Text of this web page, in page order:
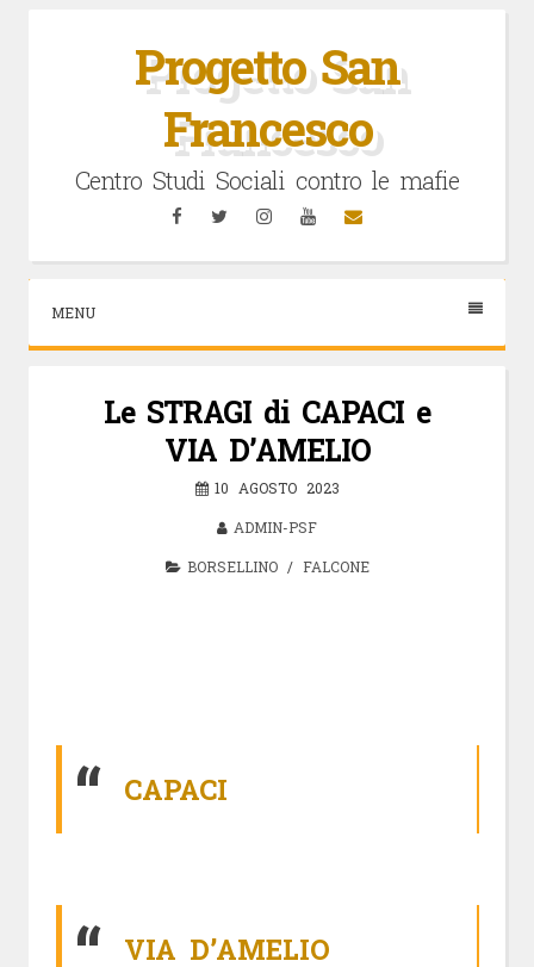
Progetto San
Francesco
Centro Studi Sociali contro le mafie
FacebookTwitterInstagramYouTubeEmail
MENU
Le STRAGI di CAPACI e
VIA D’AMELIO
10 AGOSTO 2023
ADMIN-PSF
BORSELLINO/ FALCONE
CAPACI
VIA D’AMELIO